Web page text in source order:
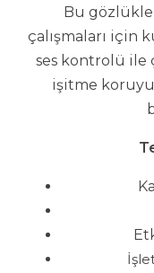
Bu
çalışmaları için
ses kontrolü ile
işitme